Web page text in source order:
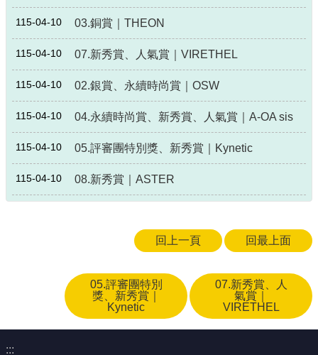
115-04-10 03.銅賞｜THEON
115-04-10 07.新秀賞、人氣賞｜VIRETHEL
115-04-10 02.銀賞、永續時尚賞｜OSW
115-04-10 04.永續時尚賞、新秀賞、人氣賞｜A-OA sis
115-04-10 05.評審團特別獎、新秀賞｜Kynetic
115-04-10 08.新秀賞｜ASTER
回上一頁 回最上面
05.評審團特別
獎、新秀賞｜
Kynetic
07.新秀賞、人
氣賞｜
VIRETHEL
:::